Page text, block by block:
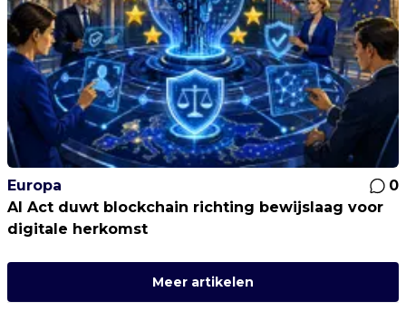
Europa
0
AI Act duwt blockchain richting bewijslaag voor
digitale herkomst
Meer artikelen